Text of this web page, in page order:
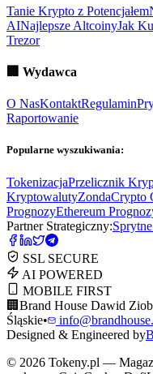
Tanie Krypto z Potencjałem
AINajlepsze AltcoinyJak
Trezor
🏢 Wydawca
O NasKontaktRegulamin
Raportowanie
Popularne wyszukiwania:
TokenizacjaPrzelicznik
KryptowalutyZondaCrypto
PrognozyEthereum
Partner Strategiczny:
SSL SECURE
AI POWERED
MOBILE FIRST
🏢 Brand House Dawid
Śląskie•
Designed & Engineered by
© 2026 Tokeny.pl —